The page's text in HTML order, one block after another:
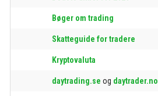
Bøger om trading
Skatteguide for tradere
Kryptovaluta
daytrading.se og daytrader.no